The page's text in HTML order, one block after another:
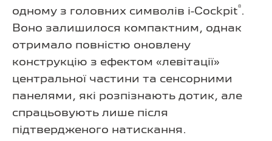
одному з головних символів i-Cockpit®.
Воно залишилося компактним, однак
отримало повністю оновлену
конструкцію з ефектом «левітації»
центральної частини та сенсорними
панелями, які розпізнають дотик, але
спрацьовують лише після
підтвердженого натискання.